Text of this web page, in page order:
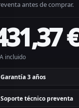
antes de comprar.
€
incluido
Garantía 3 años
Soporte técnico preventa